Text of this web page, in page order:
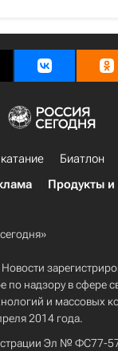
Биатлон
Продукты и
по надзору в сфере
и массовых
2014 года.
Эл № ФС77-